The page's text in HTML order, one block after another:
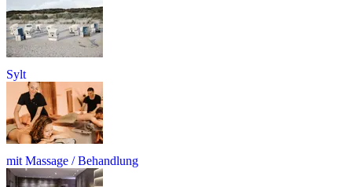
Sylt
mit Massage / Behandlung